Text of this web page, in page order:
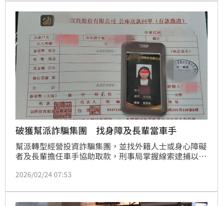
患者的隱私部位照片，檢方複訊後，認為羅姓醫師犯罪
嫌疑重大，且有勾串共犯、證人之虞，向法院聲請羈押
禁見獲准。
破獲幫派詐騙集團 找身障及長輩當車手
幫派轉型經營投資詐騙集團，並找外籍人士或身心障礙
者及長輩擔任車手協助取款，刑事局掌握線索逮捕以冷
辦。
2026/02/24 07:53